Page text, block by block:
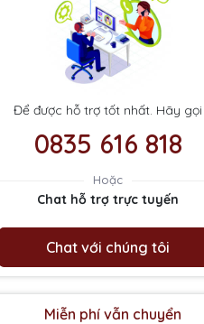
Để được hỗ trợ tốt nhất. Hãy gọi
0835 616 818
Hoặc
Chat hỗ trợ trực tuyến
Chat với chúng tôi
Miễn phí vẫn chuyển